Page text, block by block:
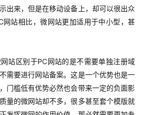
出来，但是在移动设备上，却可以很出众
网站相比，微网站更加适用于中小型，甚
区别于PC网站的是不需要单独注册域
需要进行网站备案。这是一个优势也是一
门槛低有优势必然也会带来一定的负面影
量的微网站却不多，很多甚至套个模版就